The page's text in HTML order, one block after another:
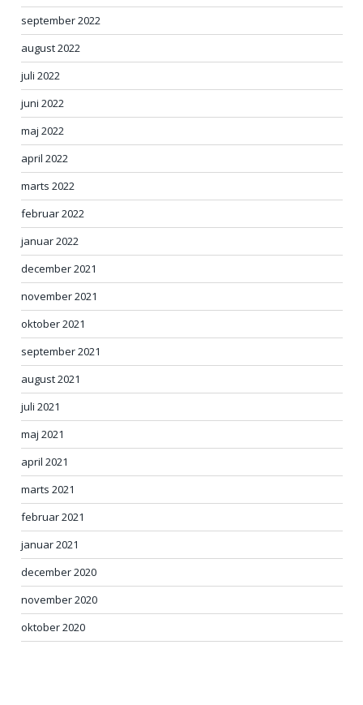
september 2022
august 2022
juli 2022
juni 2022
maj 2022
april 2022
marts 2022
februar 2022
januar 2022
december 2021
november 2021
oktober 2021
september 2021
august 2021
juli 2021
maj 2021
april 2021
marts 2021
februar 2021
januar 2021
december 2020
november 2020
oktober 2020